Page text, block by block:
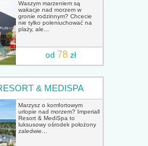
Waszym marzeniem są
wakacje nad morzem w
gronie rodzinnym? Chcecie
nie tylko poleniuchować na
plaży, ale...
od 78zł
& MEDISPA
Marzysz o komfortowym
urlopie nad morzem? Imperiall
Resort & MediSpa to
luksusowy ośrodek położony
zaledwie...